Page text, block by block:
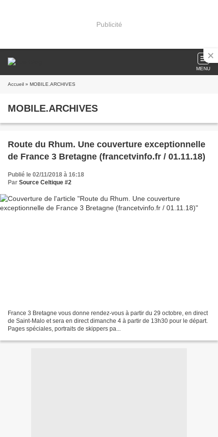
Publicité
MENU
Accueil » MOBILE.ARCHIVES
MOBILE.ARCHIVES
Route du Rhum. Une couverture exceptionnelle
de France 3 Bretagne (francetvinfo.fr / 01.11.18)
Publié le 02/11/2018 à 16:18
Par Source Celtique #2
France 3 Bretagne vous donne rendez-vous à partir du 29 octobre, en direct
de Saint-Malo et sera en direct dimanche 4 à partir de 13h30 pour le départ.
Pages spéciales, portraits de skippers pa...